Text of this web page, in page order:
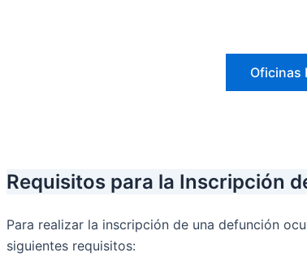
Oficinas
Requisitos para la Inscripción
Para realizar la inscripción de una defunción
siguientes requisitos: